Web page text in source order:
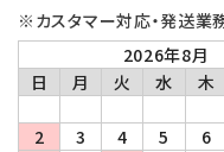
※カスタマー対応・発送業
2026年8月
日
月 火 水 木
2
3 4 5 6